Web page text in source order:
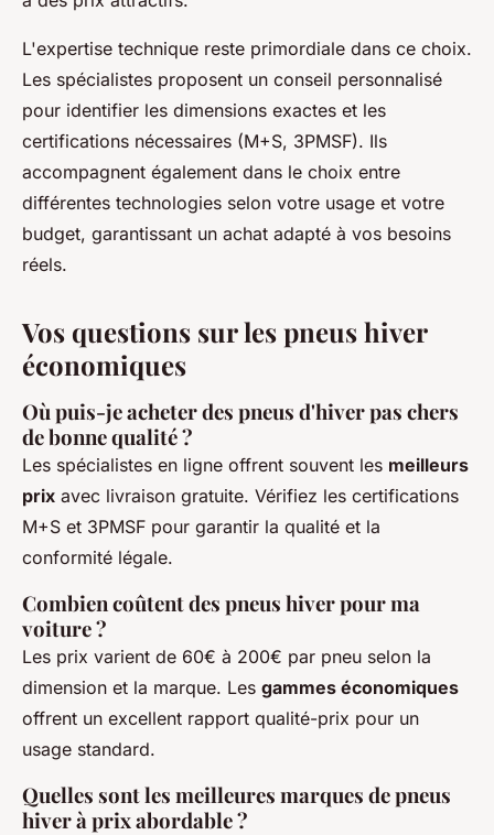
L'expertise technique reste primordiale dans ce choix.
Les spécialistes proposent un conseil personnalisé
pour identifier les dimensions exactes et les
certifications nécessaires (M+S, 3PMSF). Ils
accompagnent également dans le choix entre
différentes technologies selon votre usage et votre
budget, garantissant un achat adapté à vos besoins
réels.
Vos questions sur les pneus hiver
économiques
Où puis-je acheter des pneus d'hiver pas chers
de bonne qualité ?
Les spécialistes en ligne offrent souvent les meilleurs
prix avec livraison gratuite. Vérifiez les certifications
M+S et 3PMSF pour garantir la qualité et la
conformité légale.
Combien coûtent des pneus hiver pour ma
voiture ?
Les prix varient de 60€ à 200€ par pneu selon la
dimension et la marque. Les gammes économiques
offrent un excellent rapport qualité-prix pour un
usage standard.
Quelles sont les meilleures marques de pneus
hiver à prix abordable ?